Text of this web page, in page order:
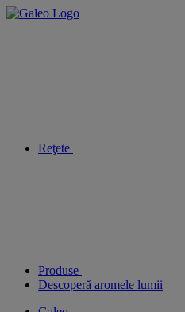
Reţete
Produse
Descoperă aromele lumii